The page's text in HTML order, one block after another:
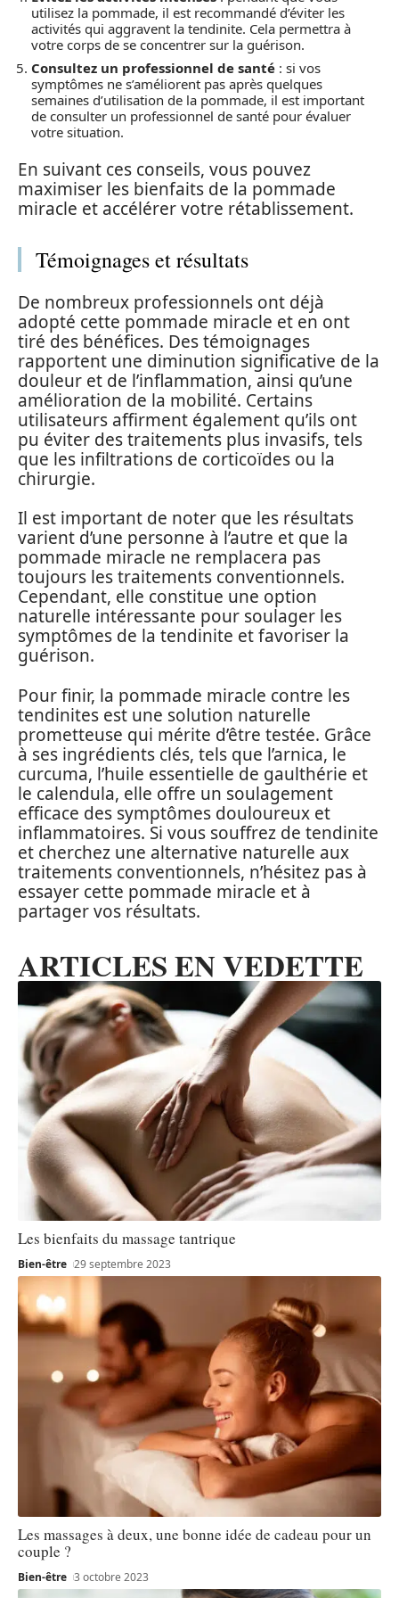
utilisez la pommade, il est recommandé d’éviter les
activités qui aggravent la tendinite. Cela permettra à
votre corps de se concentrer sur la guérison.
Consultez un professionnel de santé : si vos
symptômes ne s’améliorent pas après quelques
semaines d’utilisation de la pommade, il est important
de consulter un professionnel de santé pour évaluer
votre situation.
En suivant ces conseils, vous pouvez
maximiser les bienfaits de la pommade
miracle et accélérer votre rétablissement.
Témoignages et résultats
De nombreux professionnels ont déjà
adopté cette pommade miracle et en ont
tiré des bénéfices. Des témoignages
rapportent une diminution significative de la
douleur et de l’inflammation, ainsi qu’une
amélioration de la mobilité. Certains
utilisateurs affirment également qu’ils ont
pu éviter des traitements plus invasifs, tels
que les infiltrations de corticoïdes ou la
chirurgie.
Il est important de noter que les résultats
varient d’une personne à l’autre et que la
pommade miracle ne remplacera pas
toujours les traitements conventionnels.
Cependant, elle constitue une option
naturelle intéressante pour soulager les
symptômes de la tendinite et favoriser la
guérison.
Pour finir, la pommade miracle contre les
tendinites est une solution naturelle
prometteuse qui mérite d’être testée. Grâce
à ses ingrédients clés, tels que l’arnica, le
curcuma, l’huile essentielle de gaulthérie et
le calendula, elle offre un soulagement
efficace des symptômes douloureux et
inflammatoires. Si vous souffrez de tendinite
et cherchez une alternative naturelle aux
traitements conventionnels, n’hésitez pas à
essayer cette pommade miracle et à
partager vos résultats.
ARTICLES EN VEDETTE
Les bienfaits du massage tantrique
Bien-être 29 septembre 2023
Les massages à deux, une bonne idée de cadeau pour un
couple ?
Bien-être 3 octobre 2023